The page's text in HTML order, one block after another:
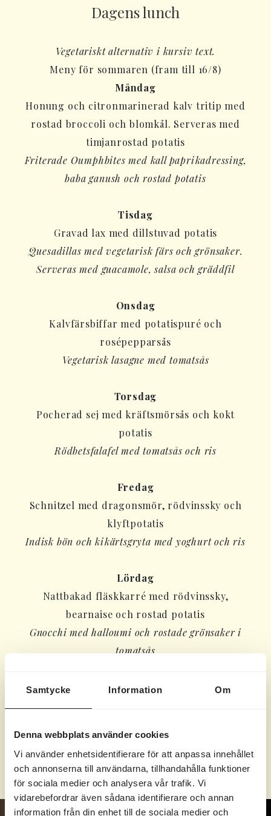
Samtycke Information Om
Denna webbplats använder cookies
Vi använder enhetsidentifierare för att anpassa innehållet
och annonserna till användarna, tillhandahålla funktioner
för sociala medier och analysera vår trafik. Vi
vidarebefordrar även sådana identifierare och annan
information från din enhet till de sociala medier och
Dagens lunch
Vegetariskt alternativ i kursiv text.
Meny för sommaren (fram till 16/8)
Måndag
Honung och citronmarinerad kalv tritip med
rostad broccoli och blomkål. Serveras med
timjanrostad potatis
Friterade Oumphbites med kall paprikadressing,
baba ganush och rostad potatis
Tisdag
Gravad lax med dillstuvad potatis
Quesadillas med vegetarisk färs och grönsaker.
Serveras med guacamole, salsa och gräddfil
Onsdag
Kalvfärsbiffar med potatispuré och
rosépepparsås
Vegetarisk lasagne med tomatsås
Torsdag
Pocherad sej med kräftsmörsås och kokt
potatis
Rödbetsfalafel med tomatsås och ris
Fredag
Schnitzel med dragonsmör, rödvinssky och
klyftpotatis
Indisk bön och kikärtsgryta med yoghurt och ris
Lördag
Nattbakad fläskkarré med rödvinssky,
bearnaise och rostad potatis
Gnocchi med halloumi och rostade grönsaker i
tomatsås
Söndag
Curry med grönsaker och kokosmjölk. Serveras
med ris